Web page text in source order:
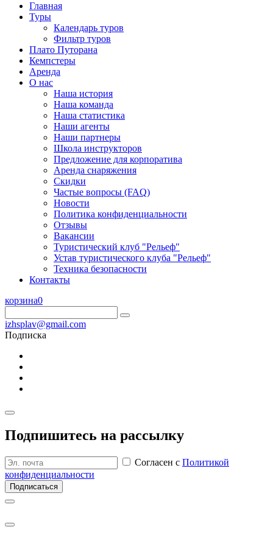
Главная
Туры
Календарь туров
Фильтр туров
Плато Путорана
Кемпстеры
Аренда
О нас
Наша история
Наша команда
Наша статистика
Наши агенты
Наши партнеры
Школа инструкторов
Предложение для корпоратива
Аренда снаряжения
Скидки
Частые вопросы (FAQ)
Новости
Политика конфиденциальности
Отзывы
Вакансии
Туристический клуб "Рельеф"
Устав туристического клуба "Рельеф"
Техника безопасности
Контакты
корзина0
izhsplav@gmail.com
Подписка
Подпишитесь на рассылку
Согласен с Политикой
конфиденциальности
Подписаться